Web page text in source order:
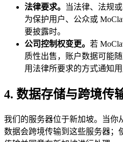
法律要求。
当法律、法规
为保护用户、公众或
要披露时。
公司控制权变更。 若
质性出售，账户数据可能
用法律所要求的方式通知用
4. 数据存储与跨境传
我们的服务器位于新加坡。当你
数据会跨境传输到这些服务器；